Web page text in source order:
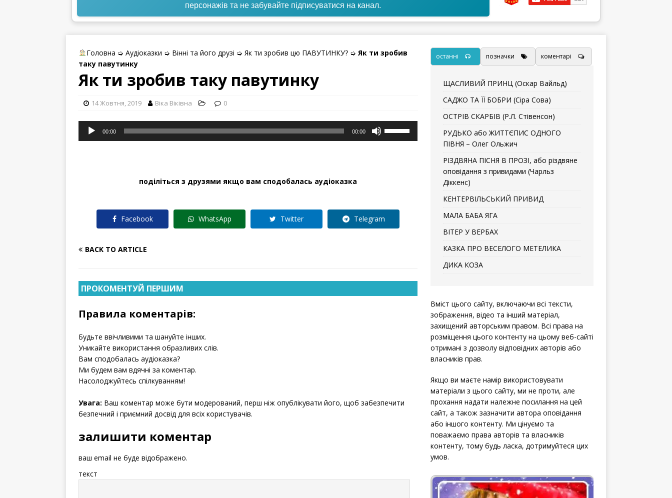
персонажів та не забувайте підписуватися на канал.
Головна ➭ Аудіоказки ➭ Вінні та його друзі ➭ Як ти зробив цю ПАВУТИНКУ?➭ Як ти зробив
таку павутинку
Як ти зробив таку павутинку
14 Жовтня, 2019 Віка Вiківна 0
Аудіопрогравач
00:00 00:00
поділіться з друзями якщо вам сподобалась аудіоказка
Facebook WhatsApp Twitter Telegram
BACK TO ARTICLE
ПРОКОМЕНТУЙ ПЕРШИМ
Правила коментарів:
Будьте ввічливими та шануйте інших.
Уникайте використання образливих слів.
Вам сподобалась аудіоказка?
Ми будем вам вдячні за коментар.
Насолоджуйтесь спілкуванням!
Увага: Ваш коментар може бути модерований, перш ніж опублікувати його, щоб забезпечити
безпечний і приємний досвід для всіх користувачів.
залишити коментар
ваш email не буде відображено.
текст
останні позначки коментарі
ЩАСЛИВИЙ ПРИНЦ (Оскар Вайльд)
САДЖО ТА ЇЇ БОБРИ (Сіра Сова)
ОСТРІВ СКАРБІВ (Р.Л. Стівенсон)
РУДЬКО або ЖИТТЄПИС ОДНОГО
ПІВНЯ – Олег Ольжич
РІЗДВЯНА ПІСНЯ В ПРОЗІ, або різдвяне
оповідання з привидами (Чарльз
Діккенс)
КЕНТЕРВІЛЬСЬКИЙ ПРИВИД
МАЛА БАБА ЯГА
ВІТЕР У ВЕРБАХ
КАЗКА ПРО ВЕСЕЛОГО МЕТЕЛИКА
ДИКА КОЗА
Вміст цього сайту, включаючи всі тексти,
зображення, відео та інший матеріал,
захищений авторським правом. Всі права на
розміщення цього контенту на цьому веб-сайті
отримані з дозволу відповідних авторів або
власників прав.
Якщо ви маєте намір використовувати
матеріали з цього сайту, ми не проти, але
прохання надати належне посилання на цей
сайт, а також зазначити автора оповідання
або іншого контенту. Ми цінуємо та
поважаємо права авторів та власників
контенту, тому будь ласка, дотримуйтеся цих
умов.